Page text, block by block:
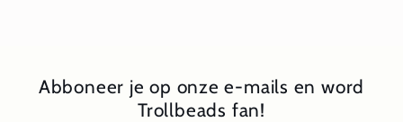
Abboneer je op onze e-mails en word
Trollbeads fan!